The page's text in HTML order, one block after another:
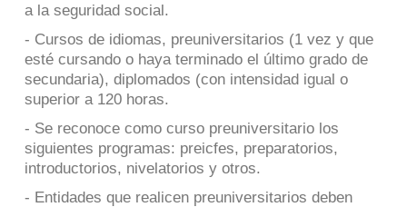
a la seguridad social.
- Cursos de idiomas, preuniversitarios (1 vez y que
esté cursando o haya terminado el último grado de
secundaria), diplomados (con intensidad igual o
superior a 120 horas.
- Se reconoce como curso preuniversitario los
siguientes programas: preicfes, preparatorios,
introductorios, nivelatorios y otros.
- Entidades que realicen preuniversitarios deben